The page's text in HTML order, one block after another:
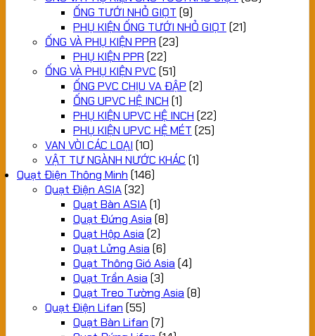
ỐNG TƯỚI NHỎ GIỌT (9)
PHỤ KIỆN ỐNG TƯỚI NHỎ GIỌT (21)
ỐNG VÀ PHỤ KIỆN PPR (23)
PHỤ KIỆN PPR (22)
ỐNG VÀ PHỤ KIỆN PVC (51)
ỐNG PVC CHỊU VA ĐẬP (2)
ỐNG UPVC HỆ INCH (1)
PHỤ KIỆN UPVC HỆ INCH (22)
PHỤ KIỆN UPVC HỆ MÉT (25)
VAN VÒI CÁC LOẠI (10)
VẬT TƯ NGÀNH NƯỚC KHÁC (1)
Quạt Điện Thông Minh (146)
Quạt Điện ASIA(32)
Quạt Bàn ASIA(1)
Quạt Đứng Asia (8)
Quạt Hộp Asia (2)
Quạt Lửng Asia (6)
Quạt Thông Gió Asia (4)
Quạt Trần Asia (3)
Quạt Treo Tường Asia (8)
Quạt Điện Lifan (55)
Quạt Bàn Lifan (7)